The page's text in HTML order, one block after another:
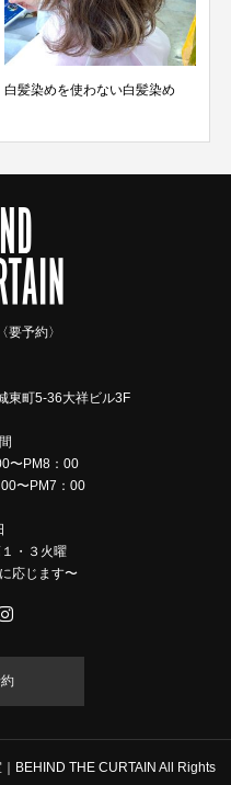
白髪染めを使わない白髪染め
予約〉
東町5-36大祥ビル3F
〜PM8：00
00〜PM7：00
・３火曜
応じます〜
BEHIND THE CURTAIN All Rights